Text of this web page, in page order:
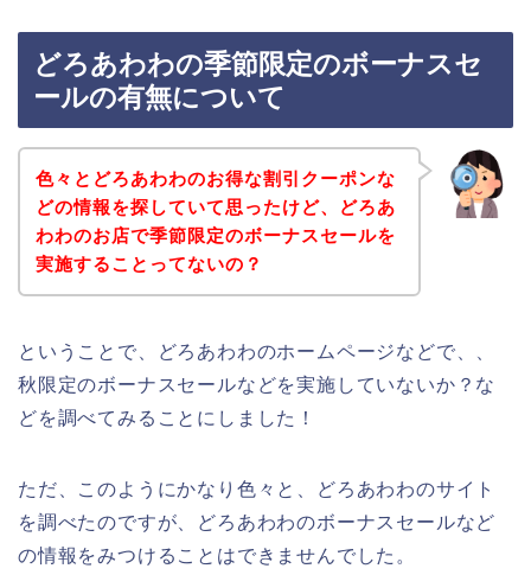
どろあわわの季節限定のボーナスセ
ールの有無について
色々とどろあわわのお得な割引クーポンな
どの情報を探していて思ったけど、どろあ
わわのお店で季節限定のボーナスセールを
実施することってないの？
ということで、どろあわわのホームページなどで、、
秋限定のボーナスセールなどを実施していないか？な
どを調べてみることにしました！
ただ、このようにかなり色々と、どろあわわのサイト
を調べたのですが、どろあわわのボーナスセールなど
の情報をみつけることはできませんでした。